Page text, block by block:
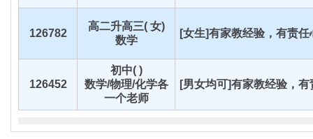
126782
高二升高三( 女)
数学
[女生]有家教经验，有责任
126452
初中( )
数学/物理/化学各
一个老师
[男女均可]有家教经验，